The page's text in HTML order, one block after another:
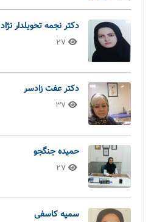
دکتر نجمه تحویلدار نژاد
27
دکتر عفت زادسر
37
حمیده جنگجو
27
سمیه کاسفی